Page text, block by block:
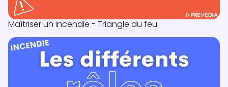
Maîtriser un incendie - Triangle du feu